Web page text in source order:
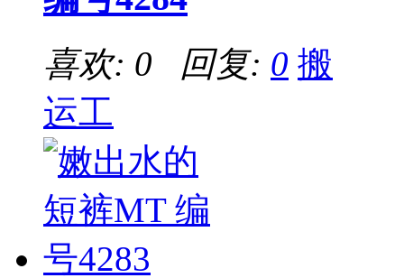
喜欢: 0 回复: 0 搬
运工